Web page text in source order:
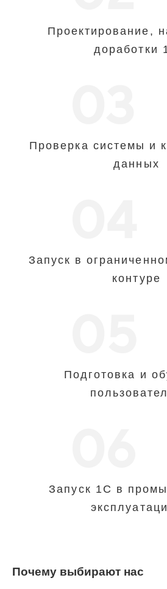
Проектирование,
доработки
Проверка системы и
данных
Запуск в
контуре
Подготовка и
Запуск 1С в
Почему выбирают нас